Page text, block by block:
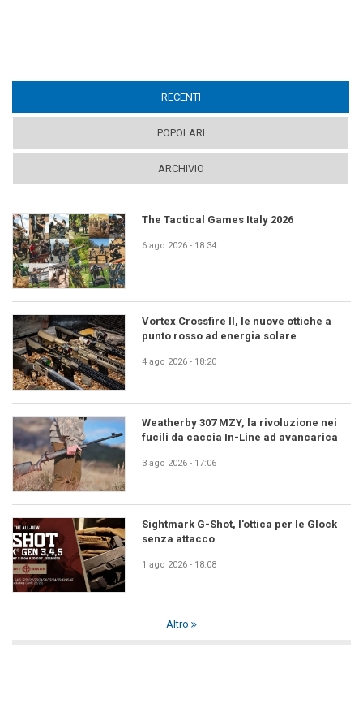
RECENTI
POPOLARI
ARCHIVIO
The Tactical Games Italy 2026
6 ago 2026 - 18:34
Vortex Crossfire II, le nuove ottiche a
punto rosso ad energia solare
4 ago 2026 - 18:20
Weatherby 307 MZY, la rivoluzione nei
fucili da caccia In-Line ad avancarica
3 ago 2026 - 17:06
Sightmark G-Shot, l'ottica per le Glock
senza attacco
1 ago 2026 - 18:08
Altro